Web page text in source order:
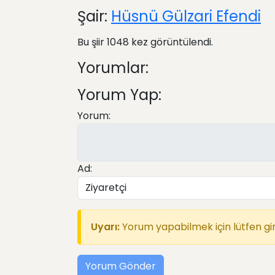
Şair: Hüsnü Gülzari Efendi
Bu şiir 1048 kez görüntülendi.
Yorumlar:
Yorum Yap:
Yorum:
Ad:
Uyarı:Yorum yapabilmek için lütfen
Yorum Gönder